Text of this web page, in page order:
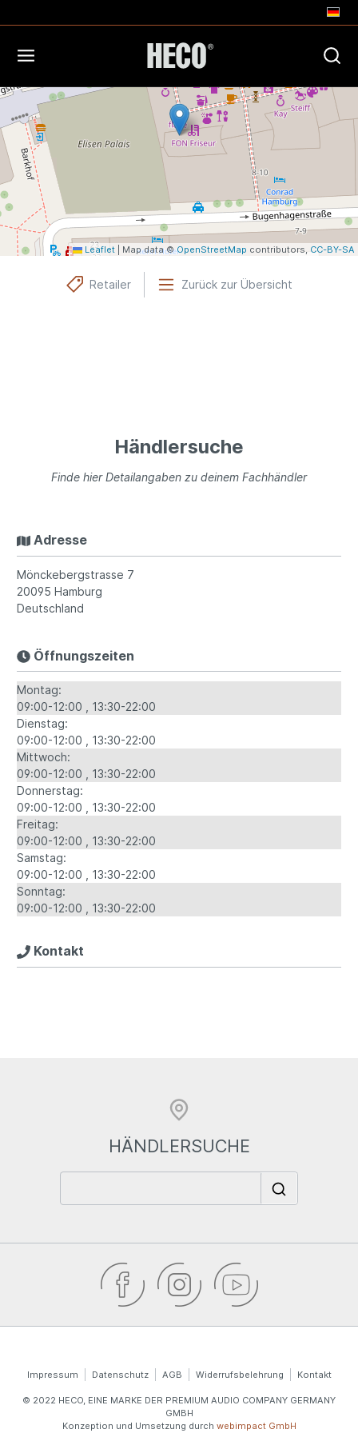
−
Leaflet Map data ©OpenStreetMap contributors, CC-BY-SA
Retailer Zurück zur Übersicht
Händlersuche
Finde hier Detailangaben zu deinem Fachhändler
Adresse
Mönckebergstrasse 7
20095 Hamburg
Deutschland
Öffnungszeiten
Montag:
09:00-12:00
13:30-22:00
Dienstag:
09:00-12:00
13:30-22:00
Mittwoch:
09:00-12:00
13:30-22:00
Donnerstag:
09:00-12:00
13:30-22:00
Freitag:
09:00-12:00
13:30-22:00
Samstag:
09:00-12:00
13:30-22:00
Sonntag:
09:00-12:00
13:30-22:00
Kontakt
HÄNDLERSUCHE
Impressum Datenschutz AGB Widerrufsbelehrung Kontakt
© 2022 HECO, EINE MARKE DER PREMIUM AUDIO COMPANY GERMANY
GMBH
Konzeption und Umsetzung durch webimpact GmbH